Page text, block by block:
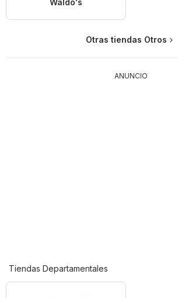
Otras tiendas Otros
ANUNCIO
Tiendas Departamentales